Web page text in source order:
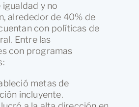
igualdad y no
alrededor de 40% de
con políticas de
Entre las
con programas
metas de
incluyente.